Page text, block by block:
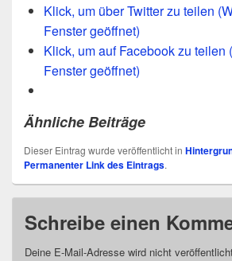
Klick, um über Twitter zu teilen
Fenster geöffnet)
Klick, um auf Facebook zu teilen
Fenster geöffnet)
Ähnliche Beiträge
Dieser Eintrag wurde veröffentlicht in
Permanenter Link des Eintrags.
Schreibe einen
Deine E-Mail-Adresse wird nicht